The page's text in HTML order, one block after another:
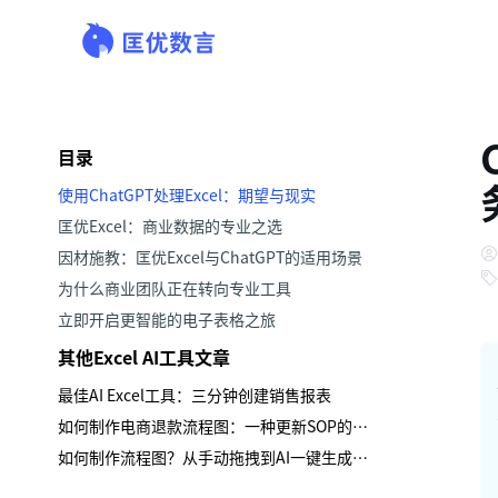
目录
使用ChatGPT处理Excel：期望与现实
匡优Excel：商业数据的专业之选
因材施教：匡优Excel与ChatGPT的适用场景
为什么商业团队正在转向专业工具
立即开启更智能的电子表格之旅
其他Excel AI工具文章
最佳AI Excel工具：三分钟创建销售报表
如何制作电商退款流程图：一种更新SOP的新方法
如何制作流程图？从手动拖拽到AI一键生成，彻底解放生产力